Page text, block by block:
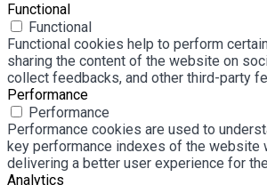
Functional
Functional
Functional cookies help to perform
sharing the content of the website on
collect feedbacks, and other third-party
Performance
Performance
Performance cookies are used to
key performance indexes of the website
delivering a better user experience for
Analytics